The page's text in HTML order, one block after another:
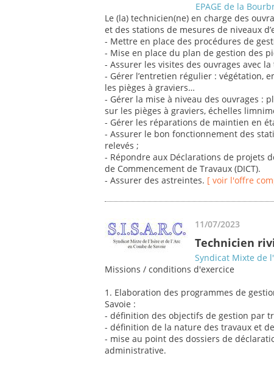
EPAGE de la
Le (la) technicien(ne) en charge des
et des stations de mesures de niveaux
- Mettre en place des procédures de
- Mise en place du plan de gestion des
- Assurer les visites des ouvrages avec
- Gérer l’entretien régulier : végétation,
les pièges à graviers…
- Gérer la mise à niveau des ouvrages :
sur les pièges à graviers, échelles
- Gérer les réparations de maintien en
- Assurer le bon fonctionnement des
relevés ;
- Répondre aux Déclarations de projets
de Commencement de Travaux (DICT).
- Assurer des astreintes. [ voir l'offre
11/07/2023
Technicien
Syndicat Mixte de
Missions / conditions d'exercice
1. Elaboration des programmes de
Savoie :
- définition des objectifs de gestion par
- définition de la nature des travaux et
- mise au point des dossiers de
administrative.